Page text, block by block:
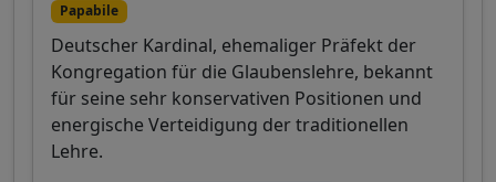
Papabile
Deutscher Kardinal, ehemaliger Präfekt der
Kongregation für die Glaubenslehre, bekannt
für seine sehr konservativen Positionen und
energische Verteidigung der traditionellen
Lehre.